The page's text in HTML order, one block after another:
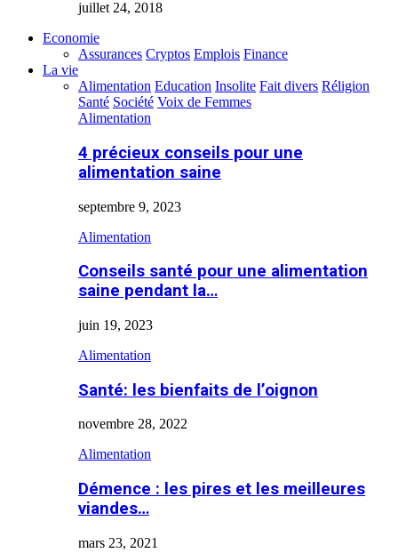
juillet 24, 2018
Economie
Assurances Cryptos Emplois Finance
La vie
Alimentation Education Insolite Fait divers Réligion
Santé Société Voix de Femmes
Alimentation
4 précieux conseils pour une
alimentation saine
septembre 9, 2023
Alimentation
Conseils santé pour une alimentation
saine pendant la…
juin 19, 2023
Alimentation
Santé: les bienfaits de l’oignon
novembre 28, 2022
Alimentation
Démence : les pires et les meilleures
viandes…
mars 23, 2021